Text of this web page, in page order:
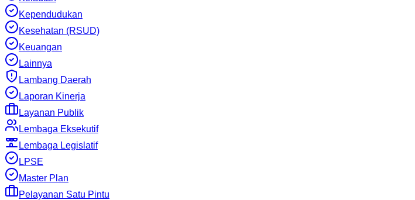
Kependudukan
Kesehatan (RSUD)
Keuangan
Lainnya
Lambang Daerah
Laporan Kinerja
Layanan Publik
Lembaga Eksekutif
Lembaga Legislatif
LPSE
Master Plan
Pelayanan Satu Pintu